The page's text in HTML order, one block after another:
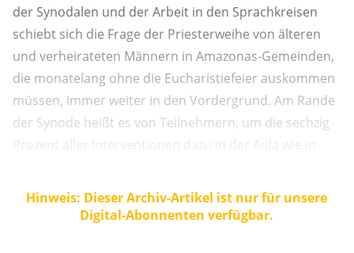
der Synodalen und der Arbeit in den Sprachkreisen
schiebt sich die Frage der Priesterweihe von älteren
und verheirateten Männern in Amazonas-Gemeinden,
die monatelang ohne die Eucharistiefeier auskommen
müssen, immer weiter in den Vordergrund. Am Rande
der Synode heißt es von Teilnehmern, um die sechzig
Prozent aller Interventionen dazu in der Aula wie in
Hinweis: Dieser Archiv-Artikel ist nur für unsere
Digital-Abonnenten verfügbar.